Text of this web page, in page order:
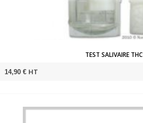
TEST SALIVAIRE THC
14,90 € HT